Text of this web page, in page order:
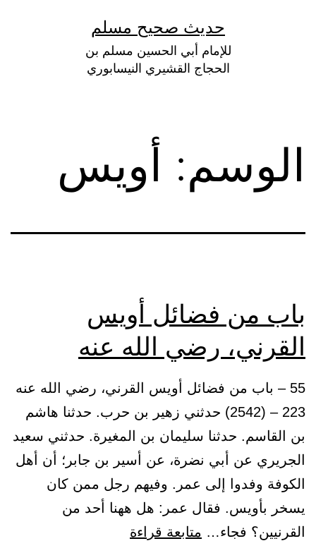
حديث صحيح مسلم
للإمام أبي الحسين مسلم بن
الحجاج القشيري النيسابوري
الوسم: أويس
باب من فضائل أويس
القرني، رضي الله عنه
55 – باب من فضائل أويس القرني، رضي الله عنه
223 – (2542) حدثني زهير بن حرب. حدثنا هاشم
بن القاسم. حدثنا سليمان بن المغيرة. حدثني سعيد
الجريري عن أبي نضرة، عن أسير بن جابر؛ أن أهل
الكوفة وفدوا إلى عمر. وفيهم رجل ممن كان
يسخر بأويس. فقال عمر: هل ههنا أحد من
القرنيين؟ فجاء… متابعة قراءة